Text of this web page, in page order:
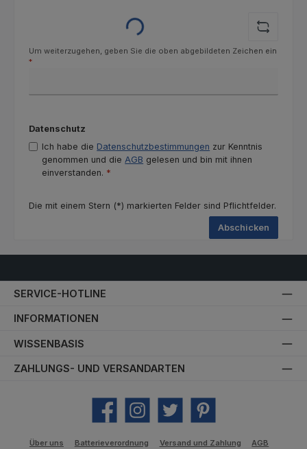
Loading...
Um weiterzugehen, geben Sie die oben abgebildeten Zeichen ein
*
Datenschutz
Ich habe die Datenschutzbestimmungen zur Kenntnis
genommen und die AGB gelesen und bin mit ihnen
einverstanden. *
Die mit einem Stern (*) markierten Felder sind Pflichtfelder.
Abschicken
SERVICE-HOTLINE
INFORMATIONEN
WISSENBASIS
ZAHLUNGS- UND VERSANDARTEN
Facebook Instagram Twitter Pinterest
Über uns Batterieverordnung Versand und Zahlung AGB